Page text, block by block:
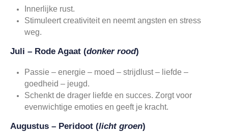
Innerlijke rust.
Stimuleert creativiteit en neemt angsten en stress
weg.
Juli – Rode Agaat (donker rood)
Passie – energie – moed – strijdlust – liefde –
goedheid – jeugd.
Schenkt de drager liefde en succes. Zorgt voor
evenwichtige emoties en geeft je kracht.
Augustus – Peridoot (licht groen)